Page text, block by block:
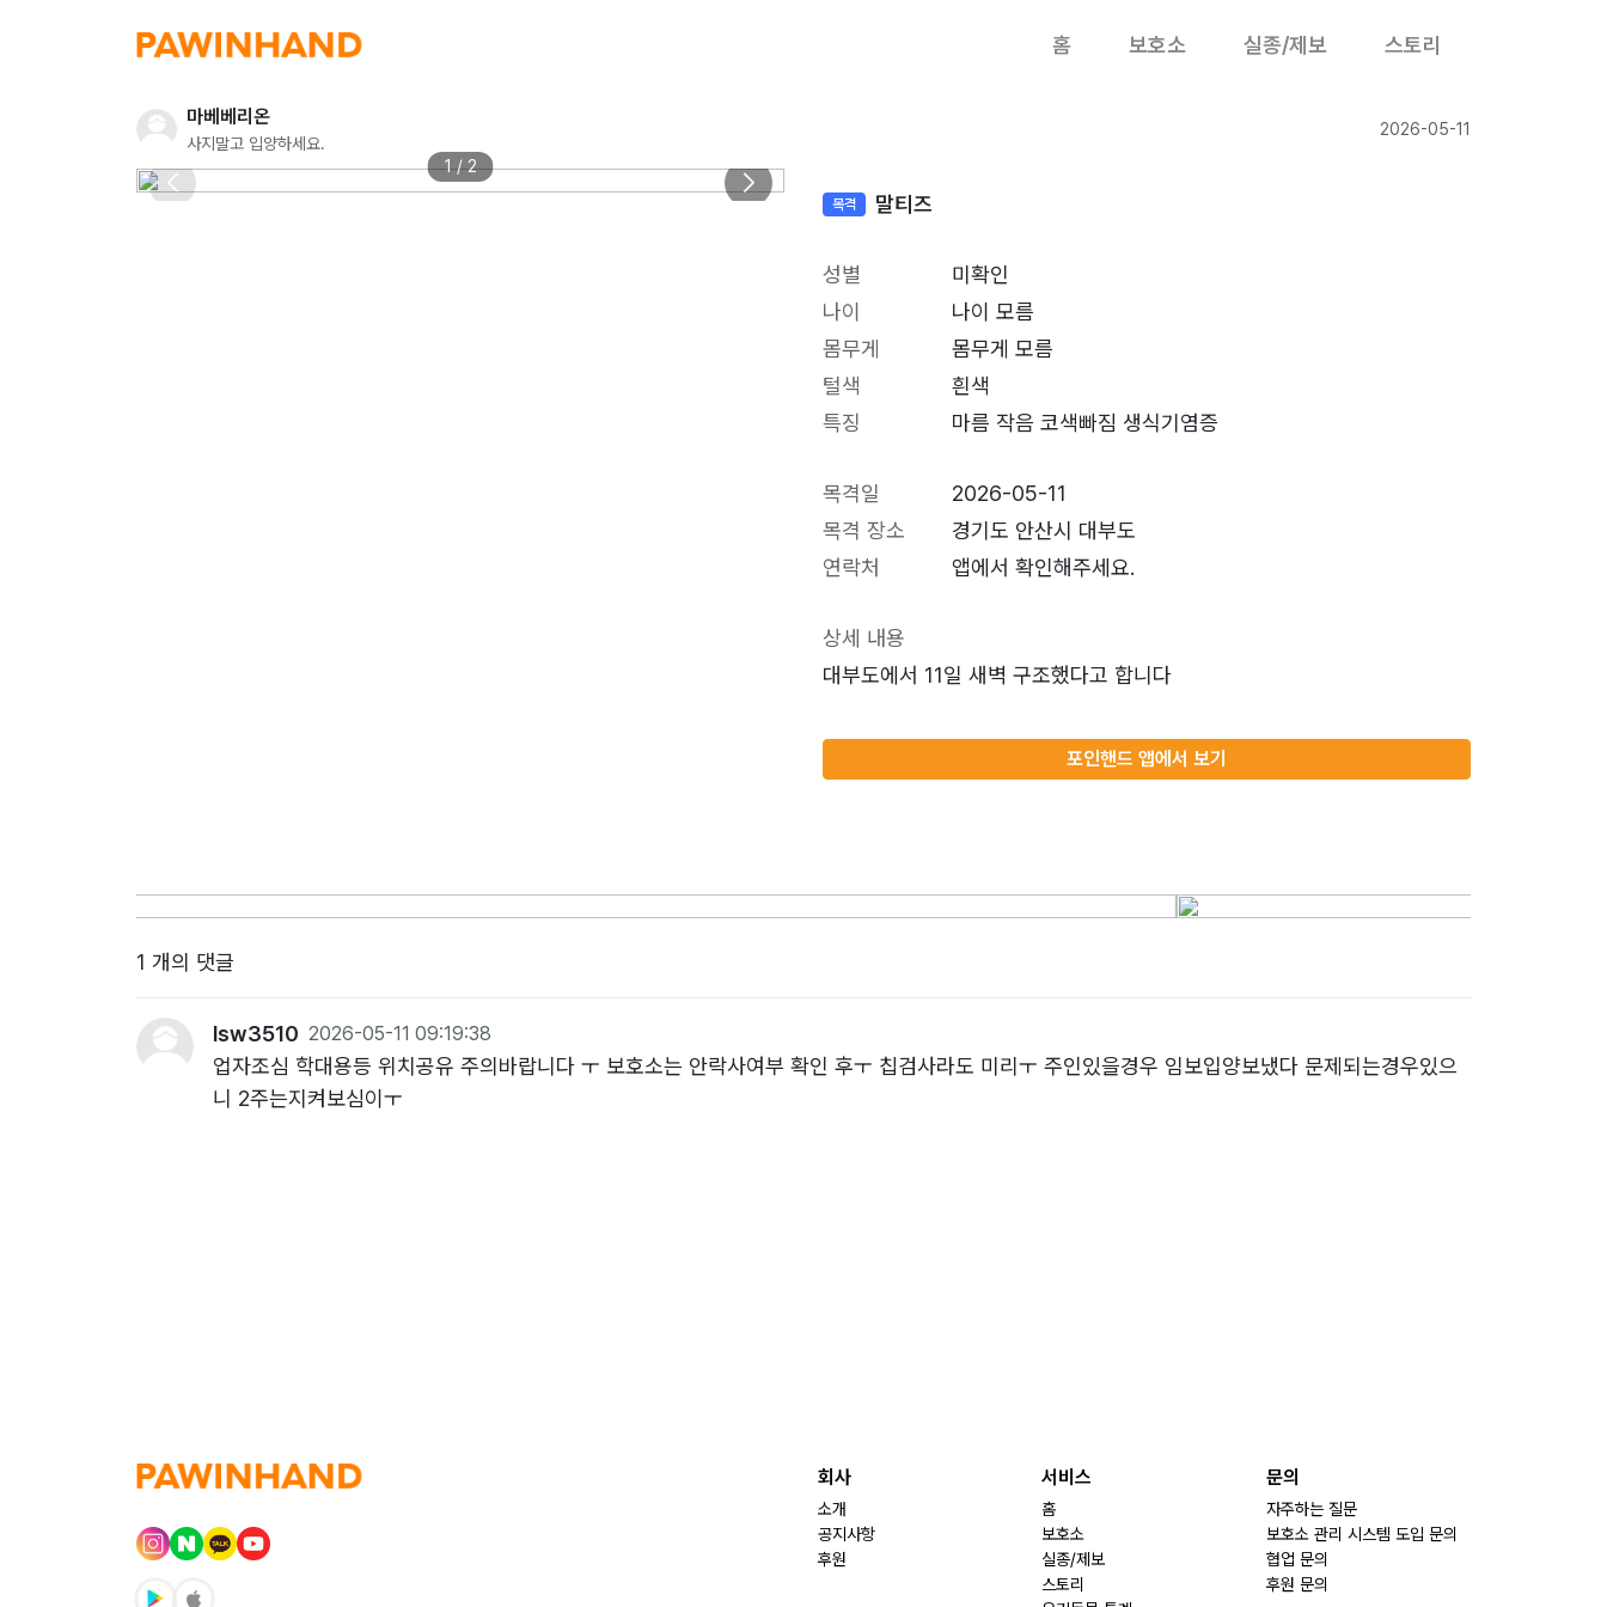
홈 보호소 실종/제보 스토리
마베베리온
사지말고 입양하세요.
2026-05-11
1 / 2
목격 말티즈
성별
미확인
나이
나이 모름
몸무게
몸무게 모름
털색
흰색
특징
마름 작음 코색빠짐 생식기염증
목격일
2026-05-11
목격 장소
경기도 안산시 대부도
연락처
앱에서 확인해주세요.
상세 내용
대부도에서 11일 새벽 구조했다고 합니다
포인핸드 앱에서 보기
1 개의 댓글
lsw3510 2026-05-11 09:19:38
업자조심 학대용등 위치공유 주의바랍니다 ㅜ 보호소는 안락사여부 확인 후ㅜ 칩검사라도 미리ㅜ 주인있을경우 임보입양보냈다 문제되는경우있으
니 2주는지켜보심이ㅜ
회사
소개
공지사항
후원
서비스
홈
보호소
실종/제보
스토리
문의
자주하는 질문
보호소 관리 시스템 도입 문의
협업 문의
후원 문의